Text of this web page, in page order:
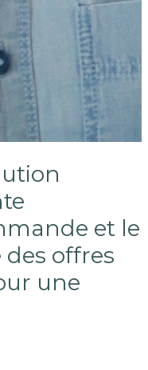
et le
offres
une